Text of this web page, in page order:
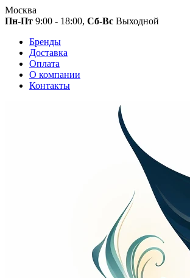
Москва
Пн-Пт 9:00 - 18:00, Сб-Вс Выходной
Бренды
Доставка
Оплата
О компании
Контакты